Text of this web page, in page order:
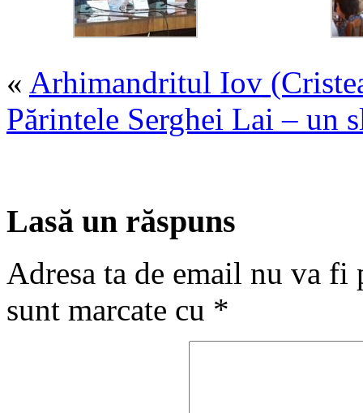
« Arhimandritul Iov
Părintele Serghei Lai – un
Lasă un răspuns
Adresa ta de email nu va fi
sunt marcate cu *